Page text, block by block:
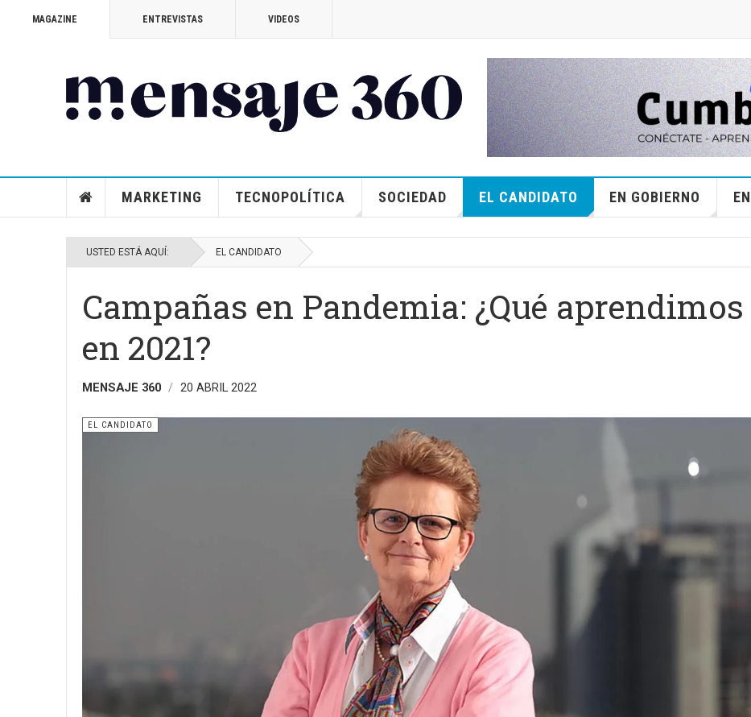
MAGAZINE ENTREVISTAS VIDEOS
MARKETING TECNOPOLÍTICA SOCIEDAD EL CANDIDATO EN GOBIERNO
USTED ESTÁ AQUÍ: EL CANDIDATO
Campañas en Pandemia: ¿Qué aprendimos
en 2021?
MENSAJE 360 20 ABRIL 2022
EL CANDIDATO